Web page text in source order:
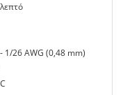
1/26 AWG (0,48 mm)